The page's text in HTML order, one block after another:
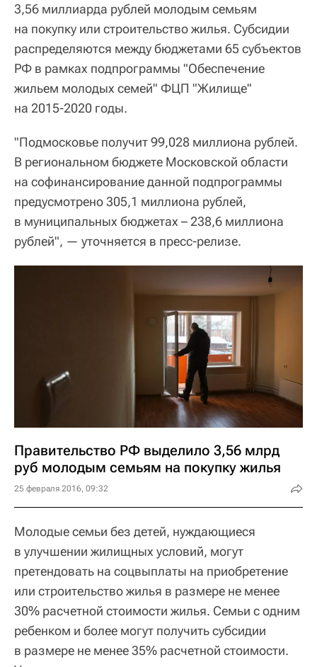
3,56 миллиарда рублей молодым семьям
на покупку или строительство жилья. Субсидии
распределяются между бюджетами 65 субъектов
РФ в рамках подпрограммы "Обеспечение
жильем молодых семей" ФЦП "Жилище"
на 2015-2020 годы.
"Подмосковье получит 99,028 миллиона рублей.
В региональном бюджете Московской области
на софинансирование данной подпрограммы
предусмотрено 305,1 миллиона рублей,
в муниципальных бюджетах – 238,6 миллиона
рублей", — уточняется в пресс-релизе.
Правительство РФ выделило 3,56 млрд
руб молодым семьям на покупку жилья
25 февраля 2016, 09:32
Молодые семьи без детей, нуждающиеся
в улучшении жилищных условий, могут
претендовать на соцвыплаты на приобретение
или строительство жилья в размере не менее
30% расчетной стоимости жилья. Семьи с одним
ребенком и более могут получить субсидии
в размере не менее 35% расчетной стоимости.